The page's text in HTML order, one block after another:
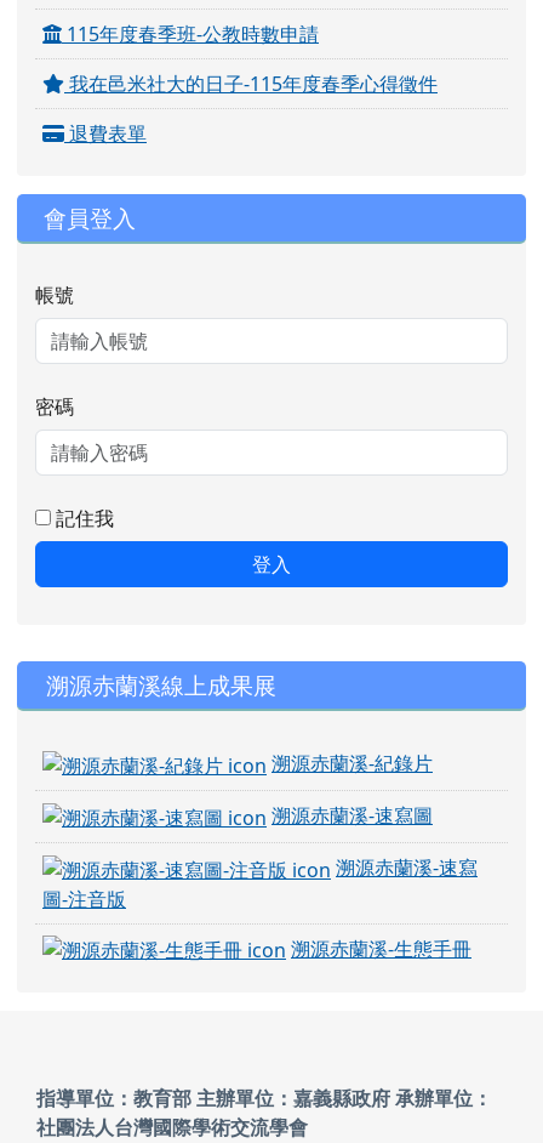
115年度春季班-公教時數申請
我在邑米社大的日子-115年度春季心得徵件
退費表單
會員登入
帳號
密碼
記住我
登入
右邊區域內容
溯源赤蘭溪線上成果展
溯源赤蘭溪-紀錄片
溯源赤蘭溪-速寫圖
溯源赤蘭溪-速寫
圖-注音版
溯源赤蘭溪-生態手冊
頁尾區域內容
指導單位：教育部 主辦單位：嘉義縣政府承辦單位：
社團法人台灣國際學術交流學會